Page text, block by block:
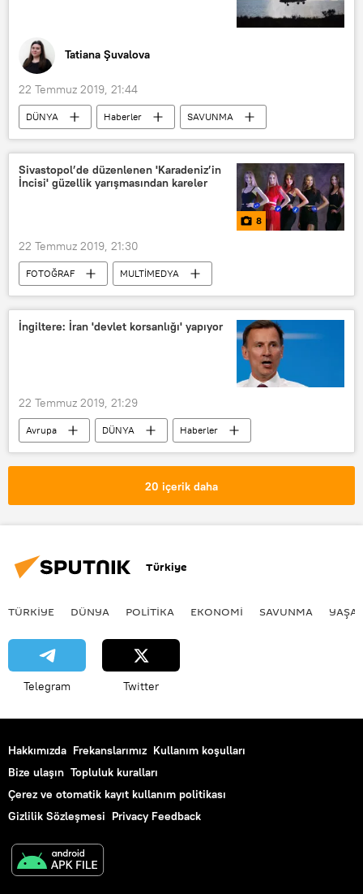
Tatiana Şuvalova
22 Temmuz 2019, 21:44
DÜNYA Haberler
SAVUNMA
GÖRÜŞ
Rusya
TÜRKİYE
savaş helikopteri
Viktor Murahovskiy
Sergey Çemezov
Proje
Sivastopol’de düzenlenen 'Karadeniz’in
İncisi' güzellik yarışmasından kareler
8
22 Temmuz 2019, 21:30
FOTOĞRAF
MULTİMEDYA
Kırım
Sivastopol
Güzellik yarışması
İngiltere: İran 'devlet korsanlığı' yapıyor
22 Temmuz 2019, 21:29
Avrupa DÜNYA
Haberler
İran
İngiltere
İngiltere Dışişleri Bakanı Jeremy Hunt
Petrol
Tanker
20 içerik daha
Türkiye
TÜRKIYE DÜNYA POLİTİKA EKONOMİ SAVUNMA
Telegram Twitter
Hakkımızda Frekanslarımız Kullanım koşulları
Bize ulaşın Topluluk kuralları
Çerez ve otomatik kayıt kullanım politikası
Gizlilik Sözleşmesi Privacy Feedback